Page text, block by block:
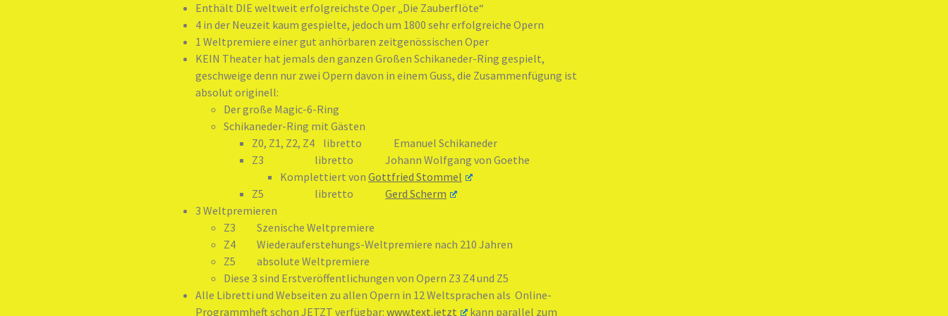
Enthält DIE weltweit erfolgreichste Oper „Die Zauberflöte“
4 in der Neuzeit kaum gespielte, jedoch um 1800 sehr erfolgreiche Opern
1 Weltpremiere einer gut anhörbaren zeitgenössischen Oper
KEIN Theater hat jemals den ganzen Großen Schikaneder-Ring gespielt,
geschweige denn nur zwei Opern davon in einem Guss, die Zusammenfügung ist
absolut originell:
Der große Magic-6-Ring
Schikaneder-Ring mit Gästen
Z0, Z1, Z2, Z4 libretto Emanuel Schikaneder
Z3 libretto Johann Wolfgang von Goethe
Komplettiert von Gottfried Stommel
Z5 libretto Gerd Scherm
3 Weltpremieren
Z3 Szenische Weltpremiere
Z4 Wiederauferstehungs-Weltpremiere nach 210 Jahren
Z5 absolute Weltpremiere
Diese 3 sind Erstveröffentlichungen von Opern Z3 Z4 und Z5
Alle Libretti und Webseiten zu allen Opern in 12 Weltsprachen als Online-
Programmheft schon JETZT verfügbar: www.text.jetzt
kann parallel zum